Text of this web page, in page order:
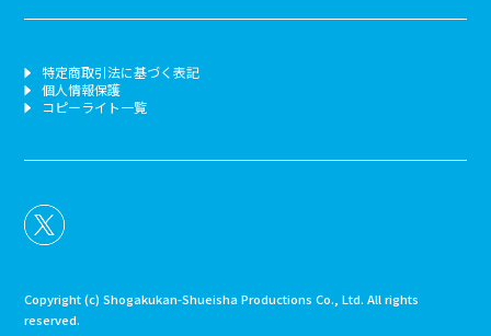
特定商取引法に基づく表記
個人情報保護
コピーライト一覧
Copyright (c) Shogakukan-Shueisha Productions Co., Ltd. All rights
reserved.